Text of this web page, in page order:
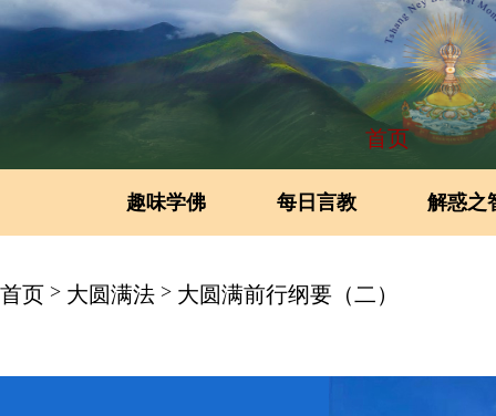
首页
趣味学佛 每日言教 解惑之
首页 > 大圆满法 > 大圆满前行纲要（二）